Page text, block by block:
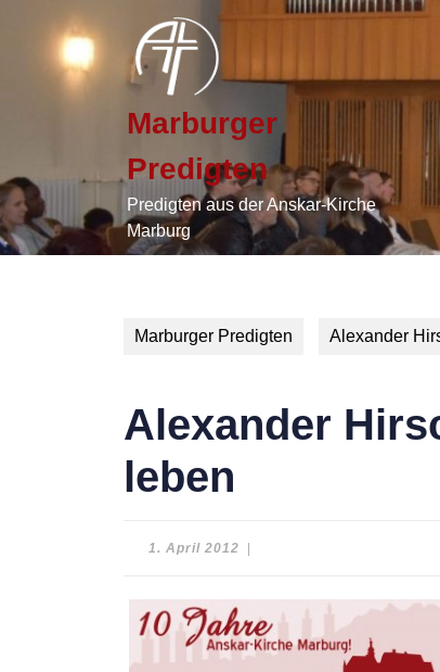
content
Marburger
Predigten
Predigten aus der Anskar-Kirche
Marburg
Marburger Predigten Alexander
Alexander
leben
1. April 2012 1.